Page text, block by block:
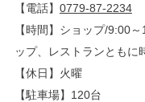
【電話】 0779-87-2234
【時間】ショップ/9:00
ップ、レストランともに
【休日】火曜
【駐車場】120台